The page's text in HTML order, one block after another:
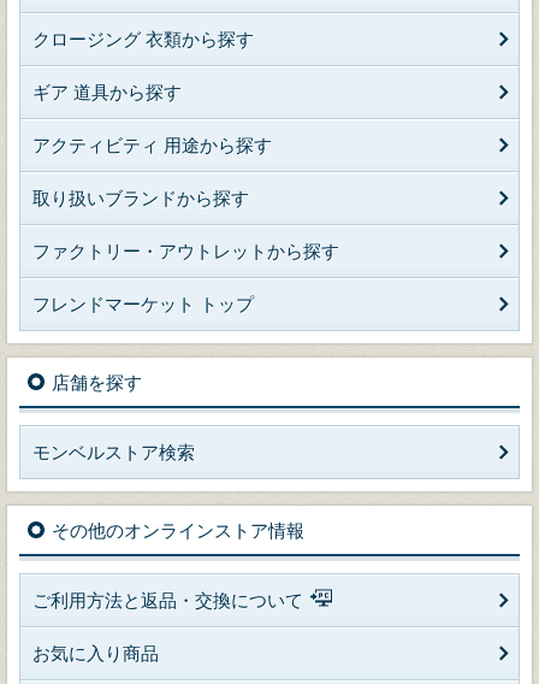
クロージング 衣類から探す
ギア 道具から探す
アクティビティ 用途から探す
取り扱いブランドから探す
ファクトリー・アウトレットから探す
フレンドマーケット トップ
店舗を探す
モンベルストア検索
その他のオンラインストア情報
ご利用方法と返品・交換について
お気に入り商品